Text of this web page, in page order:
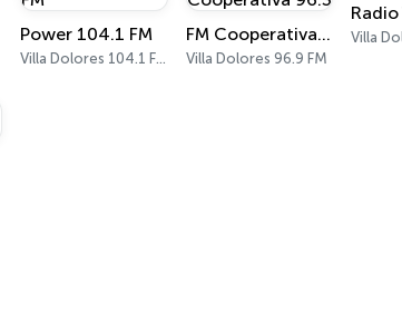
Power 104.1 FM
Villa Dolores 104.1 FM
FM Cooperativa 96.3
Villa Dolores 96.9 FM